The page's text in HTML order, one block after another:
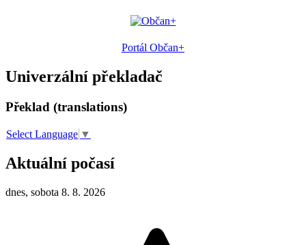
Portál Občan+
Univerzální překladač
Překlad (translations)
Select Language ▼
Aktuální počasí
dnes, sobota 8. 8. 2026